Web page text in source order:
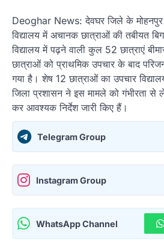
Deoghar News: देवघर जिले के मोहनपुर
विद्यालय में अचानक छात्राओं की तबीयत
विद्यालय में पढ़ने वाली कुल 52 छात्राएं
छात्राओं को प्राथमिक उपचार के बाद
गया है। शेष 12 छात्राओं का उपचार
जिला प्रशासन ने इस मामले को गंभीरता से
कर आवश्यक निर्देश जारी किए हैं।
Telegram Group
Instagram Group
WhatsApp Channel